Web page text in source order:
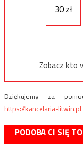
30 zł
Zobacz kto
Dziękujemy za
https://kancelaria-litwin.pl
PODOBA CI SIĘ